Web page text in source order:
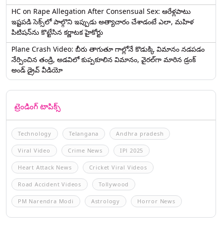
HC on Rape Allegation After Consensual Sex: ఆరేళ్లపాటు
ఇష్టపడి సెక్స్‌లో పాల్గొని ఇప్పుడు అత్యాచారం చేశాడంటే ఎలా, మహిళ
పిటిషన్‌ను కొట్టేసిన కర్ణాటక హైకోర్టు
Plane Crash Video: బీరు తాగుతూ గాల్లోనే కొడుక్కి విమానం నడపడం
నేర్పించిన తండ్రి, అడవిలో కుప్పకూలిన విమానం, వైరల్‌గా మారిన డ్రంక్‌
అండ్ డ్రైవ్ వీడియో
ట్రెండింగ్ టాపిక్స్
Technology Telangana Andhra pradesh
Viral Video Crime News IPl 2025
Heart Attack News Cricket Viral Videos
Road Accident Videos Tollywood
PM Narendra Modi Astrology Horror News